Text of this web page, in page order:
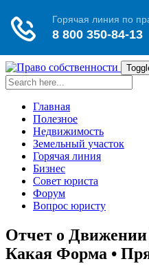
Главная
Полезное
Недвижимость
Земельный участок
Горячая линия
Бизнес
Совет юриста
Форум
Вопрос юристу
Отчет о
Какая Форма •